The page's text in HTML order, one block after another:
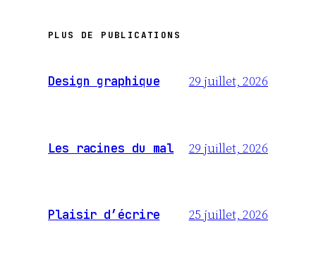
PLUS DE PUBLICATIONS
Design graphique 29 juillet, 2026
Les racines du mal 29 juillet, 2026
Plaisir d’écrire 25 juillet, 2026